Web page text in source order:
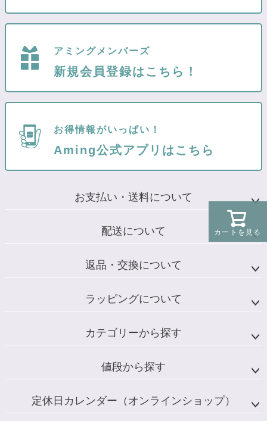
カートを見る
アミングメンバーズ
新規会員登録はこちら！
お得情報がいっぱい！
Aming公式アプリはこちら
お支払い・送料について
配送について
返品・交換について
ラッピングについて
カテゴリーから探す
値段から探す
定休日カレンダー（オンラインショップ）